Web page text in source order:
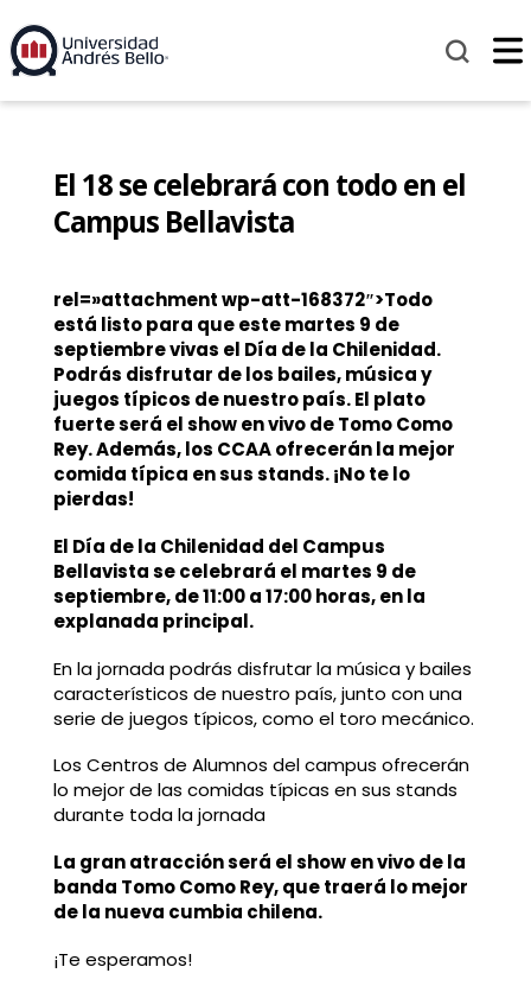
El 18 se celebrará con todo en el
Campus Bellavista
rel=»attachment wp-att-168372″>Todo
está listo para que este martes 9 de
septiembre vivas el Día de la Chilenidad.
Podrás disfrutar de los bailes, música y
juegos típicos de nuestro país. El plato
fuerte será el show en vivo de Tomo Como
Rey. Además, los CCAA ofrecerán la mejor
comida típica en sus stands. ¡No te lo
pierdas!
El Día de la Chilenidad del Campus
Bellavista se celebrará el martes 9 de
septiembre, de 11:00 a 17:00 horas, en la
explanada principal.
En la jornada podrás disfrutar la música y bailes
característicos de nuestro país, junto con una
serie de juegos típicos, como el toro mecánico.
Los Centros de Alumnos del campus ofrecerán
lo mejor de las comidas típicas en sus stands
durante toda la jornada
La gran atracción será el show en vivo de la
banda Tomo Como Rey, que traerá lo mejor
de la nueva cumbia chilena.
¡Te esperamos!